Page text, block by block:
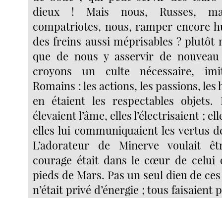
dieux ! Mais nous, Russes,
compatriotes, nous, ramper encore
des freins aussi méprisables ?
que de nous y asservir de
croyons un culte nécessaire,
Romains : les actions, les passions, les
en étaient les respectables objets.
élevaient l’âme, elles l’électrisaient ;
elles lui communiquaient les vertus
L’adorateur de Minerve voulait
courage était dans le cœur de celui
pieds de Mars. Pas un seul dieu de
n’était privé d’énergie ; tous faisaient